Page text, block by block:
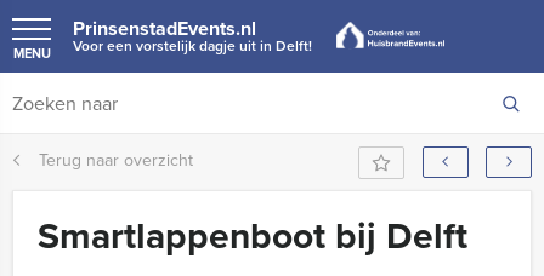
PrinsenstadEvents.nl
Voor een vorstelijk dagje uit in Delft!
MENU
Terug naar overzicht
Smartlappenboot bij Delft